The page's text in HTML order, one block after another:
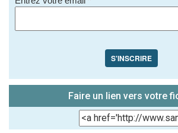
S'INSCRIRE
Faire un lien vers votre